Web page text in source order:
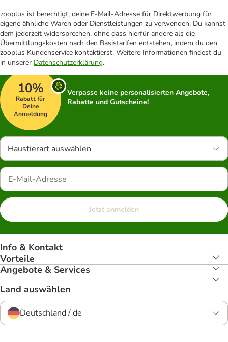
zooplus ist berechtigt, deine E-Mail-Adresse für Direktwerbung für
eigene ähnliche Waren oder Dienstleistungen zu verwenden. Du kannst
dem jederzeit widersprechen, ohne dass hierfür andere als die
Übermittlungskosten nach den Basistarifen entstehen, indem du den
zooplus Kundenservice kontaktierst. Weitere Informationen findest du
in unserer Datenschutzerklärung.
10%
Rabatt für
Deine
Anmeldung
Verpasse keine personalisierten Angebote,
Rabatte und Gutscheine!
Haustierart auswählen
Jetzt anmelden
Info & Kontakt
Vorteile
Angebote & Services
Land auswählen
Deutschland / de